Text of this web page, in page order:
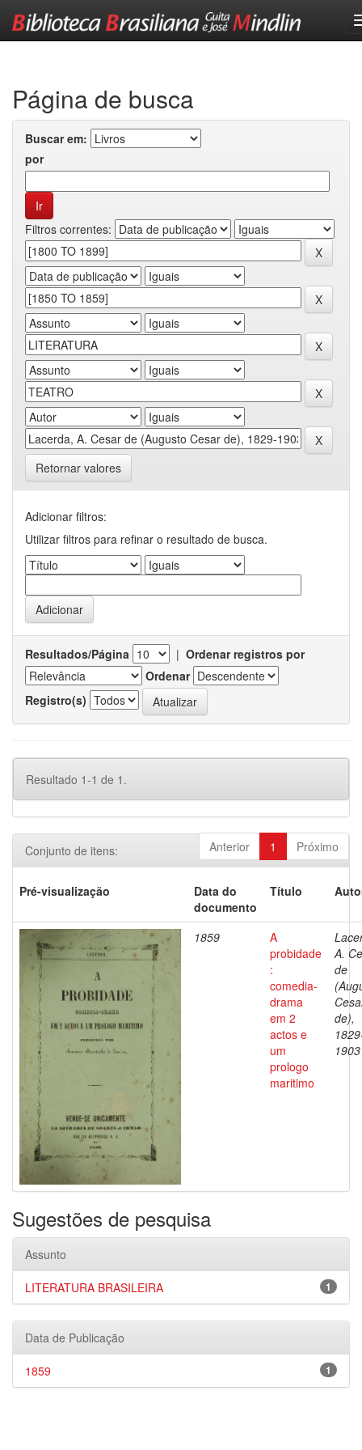
Página de busca
Buscar em:
por
Filtros correntes:
Retornar valores
Adicionar filtros:
Utilizar filtros para refinar o resultado de busca.
Resultados/Página | Ordenar registros por
Ordenar
Registro(s)
Resultado 1-1 de 1.
Anterior 1 Próximo
Conjunto de itens:
Pré-visualização
Data do
documento
Título
1859
A
probidade
:
comedia-
drama
em 2
actos e
um
prologo
maritimo
A.
de
de),
1903
Sugestões de pesquisa
Assunto
1
LITERATURA BRASILEIRA
Data de Publicação
1
1859